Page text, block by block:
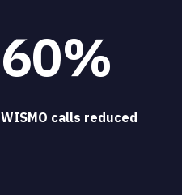
60%
WISMO calls reduced